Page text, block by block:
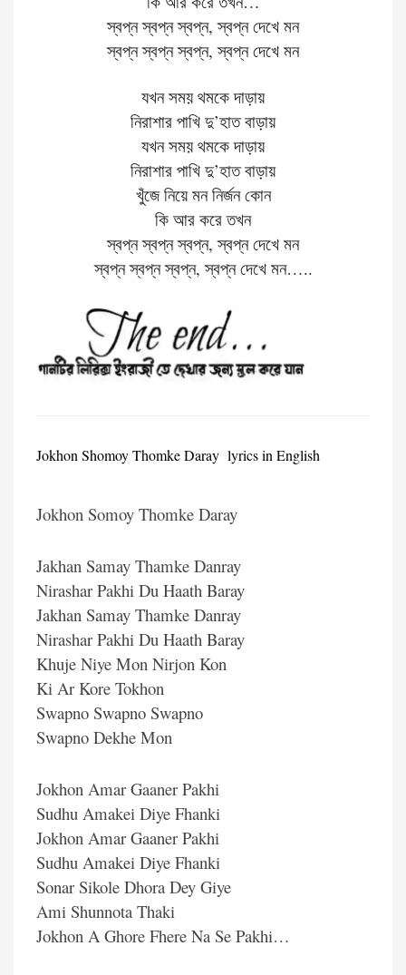
স্বপ্ন স্বপ্ন স্বপ্ন,স্বপ্ন দেখে মন
স্বপ্ন স্বপ্ন স্বপ্ন,স্বপ্ন দেখে মন
যখন সময় থমকে দাড়ায়
নিরাশার পাখি দু’হাত বাড়ায়
যখন সময় থমকে দাড়ায়
নিরাশার পাখি দু’হাত বাড়ায়
খুঁজে নিয়ে মন নির্জন কোন
কি আর করে তখন
স্বপ্ন স্বপ্ন স্বপ্ন,স্বপ্ন দেখে মন
স্বপ্ন স্বপ্ন স্বপ্ন,স্বপ্ন দেখে মন…..
Jokhon Shomoy Thomke Daray lyrics in English
Jokhon Somoy Thomke Daray
Jakhan Samay Thamke Danray
Nirashar Pakhi Du Haath Baray
Jakhan Samay Thamke Danray
Nirashar Pakhi Du Haath Baray
Khuje Niye Mon Nirjon Kon
Ki Ar Kore Tokhon
Swapno Swapno Swapno
Swapno Dekhe Mon
Jokhon Amar Gaaner Pakhi
Sudhu Amakei Diye Fhanki
Jokhon Amar Gaaner Pakhi
Sudhu Amakei Diye Fhanki
Sonar Sikole Dhora Dey Giye
Ami Shunnota Thaki
Jokhon A Ghore Fhere Na Se Pakhi…